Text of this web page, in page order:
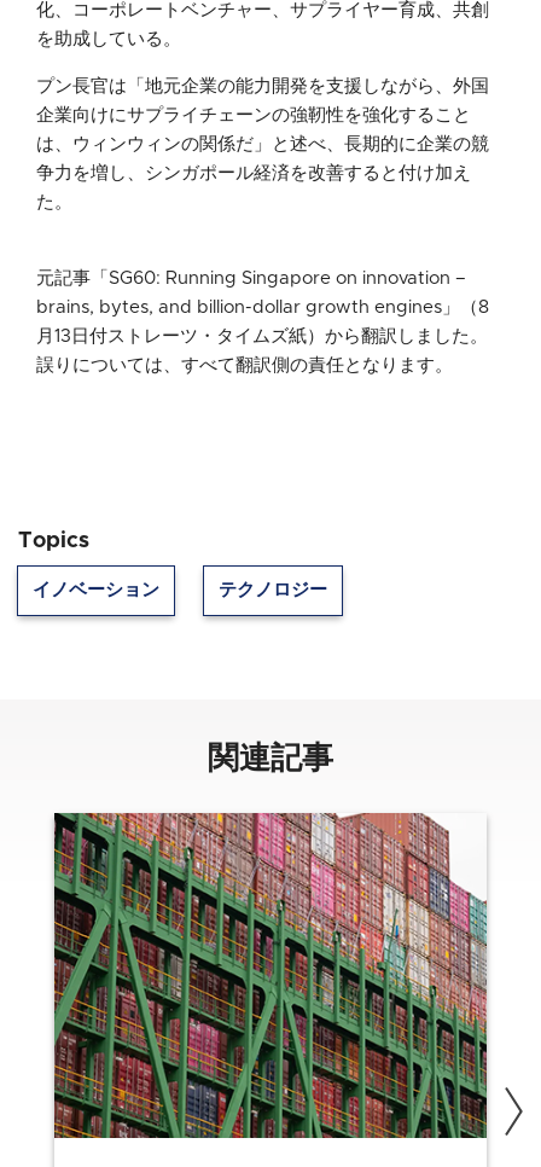
化、コーポレートベンチャー、サプライヤー育成、共創
を助成している。
プン長官は「地元企業の能力開発を支援しながら、外国
企業向けにサプライチェーンの強靭性を強化すること
は、ウィンウィンの関係だ」と述べ、長期的に企業の競
争力を増し、シンガポール経済を改善すると付け加え
た。
元記事「SG60: Running Singapore on innovation –
brains, bytes, and billion-dollar growth engines」（8
月13日付ストレーツ・タイムズ紙）から翻訳しました。
誤りについては、すべて翻訳側の責任となります。
Topics
イノベーション テクノロジー
関連記事